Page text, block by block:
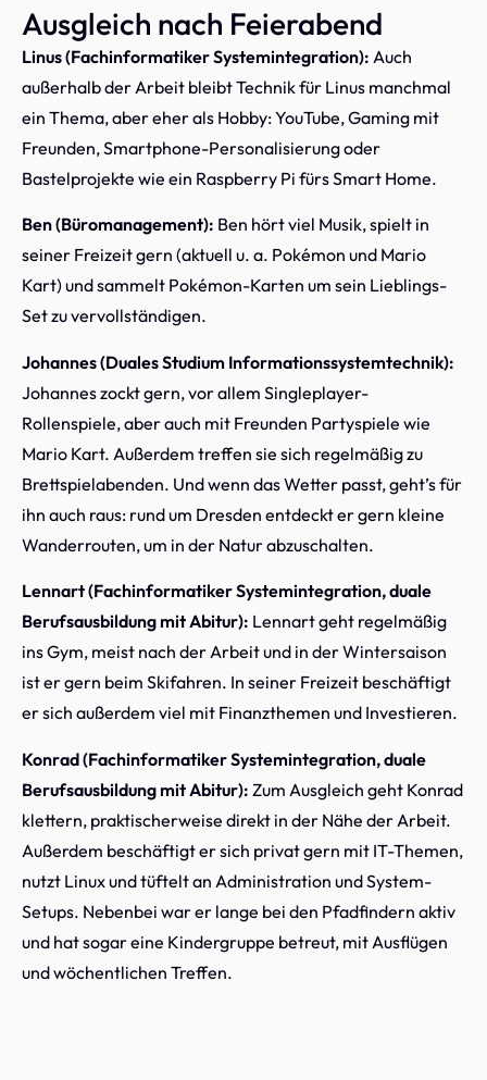
Ausgleich nach Feierabend
Linus (Fachinformatiker Systemintegration): Auch
außerhalb der Arbeit bleibt Technik für Linus manchmal
ein Thema, aber eher als Hobby: YouTube, Gaming mit
Freunden, Smartphone-Personalisierung oder
Bastelprojekte wie ein Raspberry Pi fürs Smart Home.
Ben (Büromanagement): Ben hört viel Musik, spielt in
seiner Freizeit gern (aktuell u. a. Pokémon und Mario
Kart) und sammelt Pokémon-Karten um sein Lieblings-
Set zu vervollständigen.
Johannes (Duales Studium Informationssystemtechnik):
Johannes zockt gern, vor allem Singleplayer-
Rollenspiele, aber auch mit Freunden Partyspiele wie
Mario Kart. Außerdem treffen sie sich regelmäßig zu
Brettspielabenden. Und wenn das Wetter passt, geht’s für
ihn auch raus: rund um Dresden entdeckt er gern kleine
Wanderrouten, um in der Natur abzuschalten.
Lennart (Fachinformatiker Systemintegration, duale
Berufsausbildung mit Abitur): Lennart geht regelmäßig
ins Gym, meist nach der Arbeit und in der Wintersaison
ist er gern beim Skifahren. In seiner Freizeit beschäftigt
er sich außerdem viel mit Finanzthemen und Investieren.
Konrad (Fachinformatiker Systemintegration, duale
Berufsausbildung mit Abitur): Zum Ausgleich geht Konrad
klettern, praktischerweise direkt in der Nähe der Arbeit.
Außerdem beschäftigt er sich privat gern mit IT-Themen,
nutzt Linux und tüftelt an Administration und System-
Setups. Nebenbei war er lange bei den Pfadfindern aktiv
und hat sogar eine Kindergruppe betreut, mit Ausflügen
und wöchentlichen Treffen.